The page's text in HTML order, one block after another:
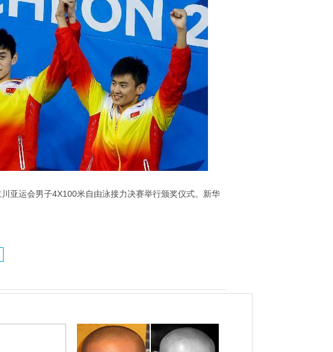
亚运会男子4X100米自由泳接力决赛举行颁奖仪式。新华